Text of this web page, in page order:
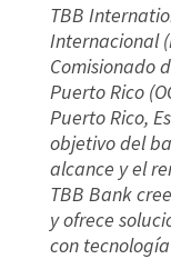
TBB
Internacional
Comisionado
Puerto Rico
Puerto Rico,
objetivo del
alcance y el
TBB Bank
y ofrece
con